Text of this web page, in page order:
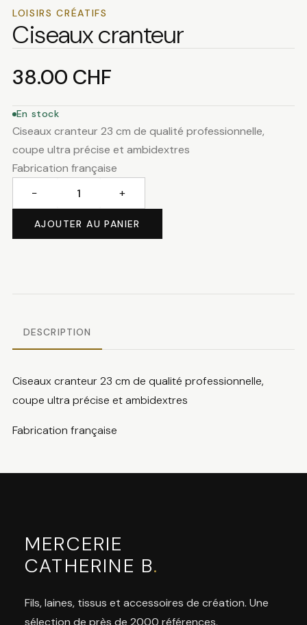
LOISIRS CRÉATIFS
Ciseaux cranteur
38.00 CHF
En stock
Ciseaux cranteur 23 cm de qualité professionnelle,
coupe ultra précise et ambidextres
Fabrication française
Ciseaux
− +
AJOUTER AU PANIER
DESCRIPTION
Ciseaux cranteur 23 cm de qualité professionnelle,
coupe ultra précise et ambidextres
Fabrication française
MERCERIE
CATHERINE B.
Fils, laines, tissus et accessoires de création. Une
sélection de près de 2000 références,